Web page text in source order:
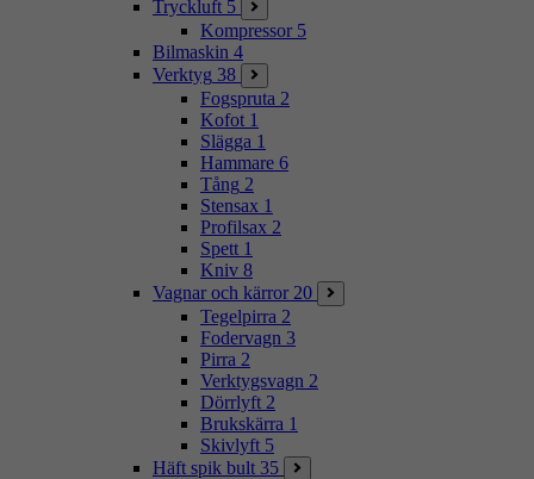
Tryckluft 5
Kompressor 5
Bilmaskin 4
Verktyg 38
Fogspruta 2
Kofot 1
Slägga 1
Hammare 6
Tång 2
Stensax 1
Profilsax 2
Spett 1
Kniv 8
Vagnar och kärror 20
Tegelpirra 2
Fodervagn 3
Pirra 2
Verktygsvagn 2
Dörrlyft 2
Brukskärra 1
Skivlyft 5
Häft spik bult 35